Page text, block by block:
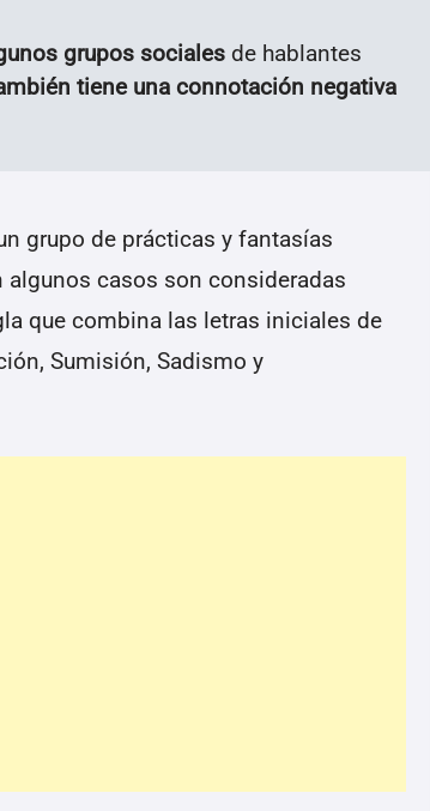
grupos sociales de hablantes
tiene una connotación negativa
grupo de prácticas y fantasías
casos son consideradas
que combina las letras iniciales de
Sumisión, Sadismo y